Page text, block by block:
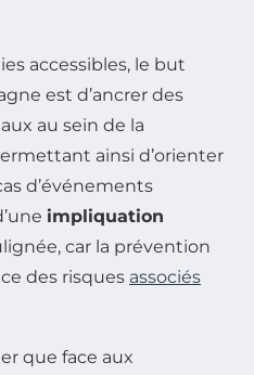
accessibles, le but
est d’ancrer des
au sein de la
ainsi d’orienter
d’événements
impliquation
car la prévention
des risques associés
que face aux